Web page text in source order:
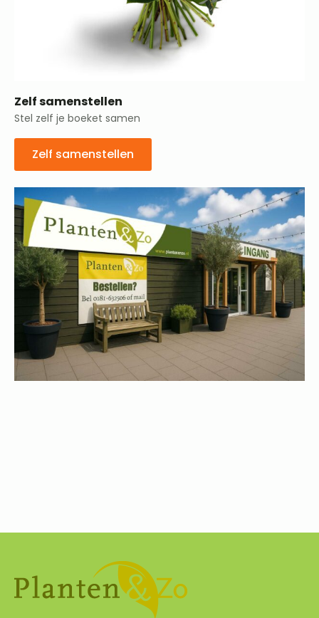
Zelf samenstellen
Stel zelf je boeket samen
Zelf samenstellen